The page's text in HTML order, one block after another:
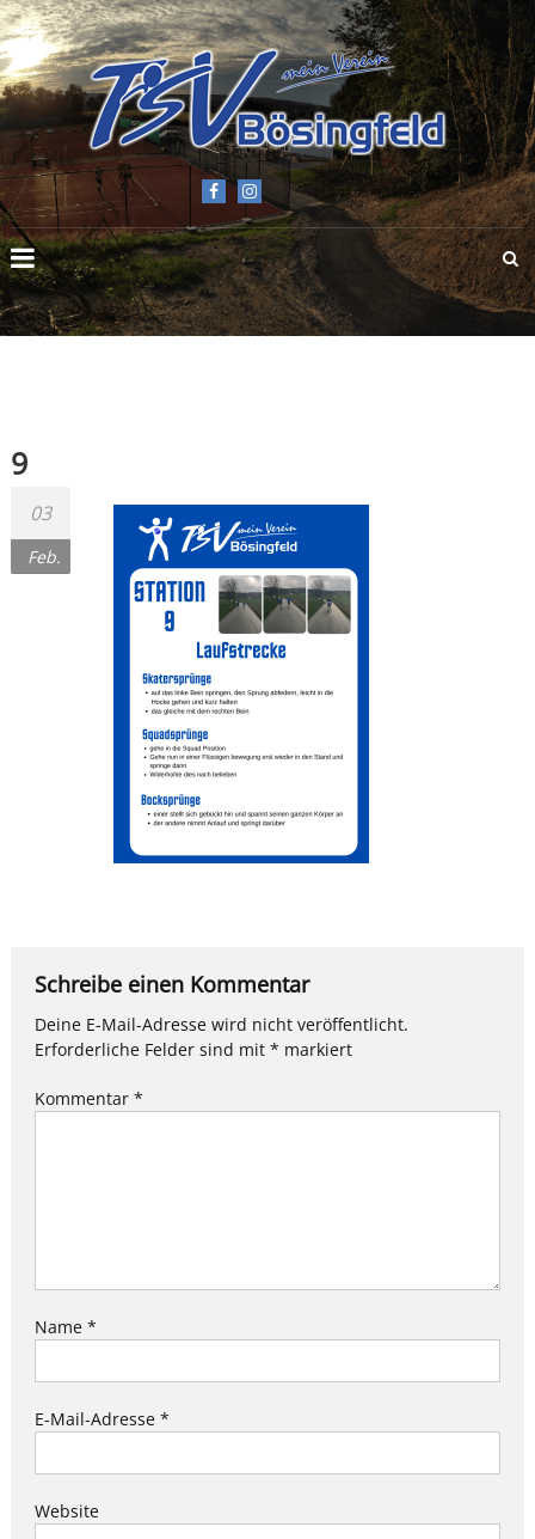
TSV
BÖSINGFELD
E.V.
9
03
Feb.
Schreibe einen Kommentar
Deine E-Mail-Adresse wird nicht veröffentlicht.
Erforderliche Felder sind mit * markiert
Kommentar *
Name *
E-Mail-Adresse *
Website